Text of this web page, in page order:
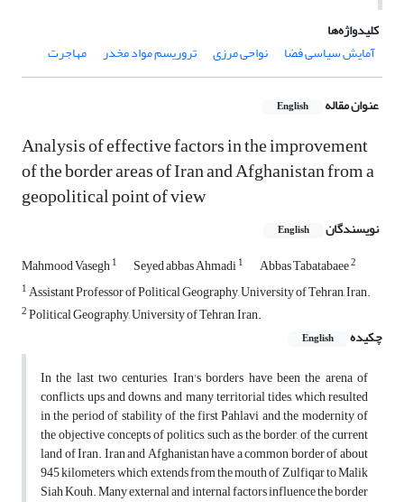
کلیدواژه‌ها
آمایش سیاسی فضا
نواحی مرزی تروریسم مواد مخدر مهاجرت
عنوان مقاله English
Analysis of effective factors in the improvement
of the border areas of Iran and Afghanistan from a
geopolitical point of view
نویسندگان English
Mahmood Vasegh1 Seyed abbas Ahmadi1 Abbas Tabatabaee2
1Assistant Professor of Political Geography, University of Tehran, Iran.
2Political Geography, University of Tehran, Iran.
چکیده
English
In the last two centuries, Iran's borders have been the arena of
conflicts, ups and downs, and many territorial tides, which resulted
in the period of stability of the first Pahlavi and the modernity of
the objective concepts of politics, such as the border, of the current
land of Iran. Iran and Afghanistan have a common border of about
945 kilometers, which extends from the mouth of Zulfiqar to Malik
Siah Kouh. Many external and internal factors influence the border